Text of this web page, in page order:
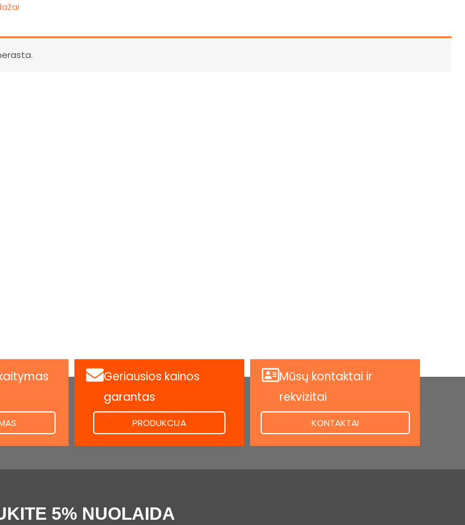
Geriausios kainos
garantas
.
PRODUKCIJA
Mūsų kontaktai ir
rekvizitai
.
KONTAKTAI
5% NUOLAIDA